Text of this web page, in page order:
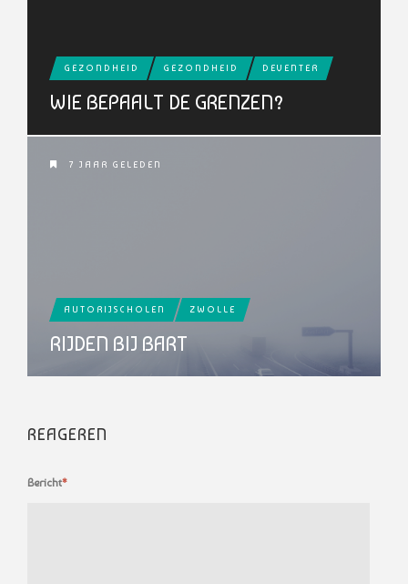
GEZONDHEID GEZONDHEID DEVENTER
WIE BEPAALT DE GRENZEN?
7 JAAR GELEDEN
AUTORIJSCHOLEN ZWOLLE
RIJDEN BIJ BART
REAGEREN
Bericht*